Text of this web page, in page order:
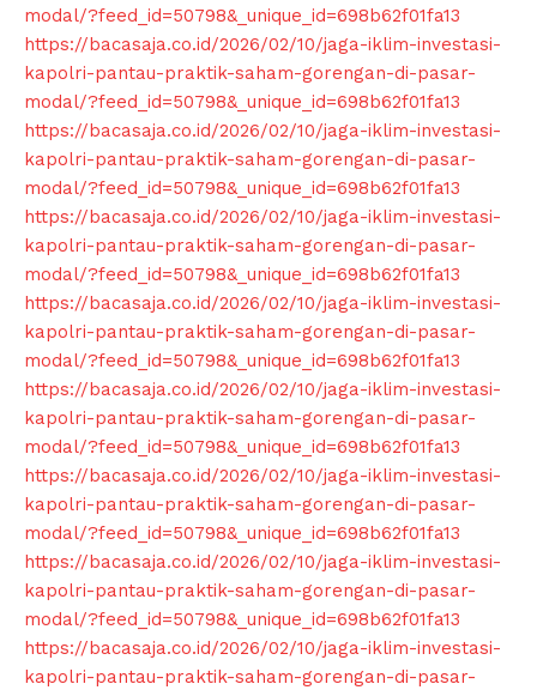
News Week
Magazine PRO
SUBSCRIBE NOW
Company
About
modal/?feed_id=50798&_unique_id=698b62f01fa13
https://bacasaja.co.id/2026/02/10/jaga-iklim-investasi-
kapolri-pantau-praktik-saham-gorengan-di-pasar-
modal/?feed_id=50798&_unique_id=698b62f01fa13
https://bacasaja.co.id/2026/02/10/jaga-iklim-investasi-
kapolri-pantau-praktik-saham-gorengan-di-pasar-
modal/?feed_id=50798&_unique_id=698b62f01fa13
https://bacasaja.co.id/2026/02/10/jaga-iklim-investasi-
kapolri-pantau-praktik-saham-gorengan-di-pasar-
modal/?feed_id=50798&_unique_id=698b62f01fa13
https://bacasaja.co.id/2026/02/10/jaga-iklim-investasi-
kapolri-pantau-praktik-saham-gorengan-di-pasar-
modal/?feed_id=50798&_unique_id=698b62f01fa13
https://bacasaja.co.id/2026/02/10/jaga-iklim-investasi-
kapolri-pantau-praktik-saham-gorengan-di-pasar-
modal/?feed_id=50798&_unique_id=698b62f01fa13
https://bacasaja.co.id/2026/02/10/jaga-iklim-investasi-
kapolri-pantau-praktik-saham-gorengan-di-pasar-
modal/?feed_id=50798&_unique_id=698b62f01fa13
https://bacasaja.co.id/2026/02/10/jaga-iklim-investasi-
kapolri-pantau-praktik-saham-gorengan-di-pasar-
modal/?feed_id=50798&_unique_id=698b62f01fa13
https://bacasaja.co.id/2026/02/10/jaga-iklim-investasi-
kapolri-pantau-praktik-saham-gorengan-di-pasar-